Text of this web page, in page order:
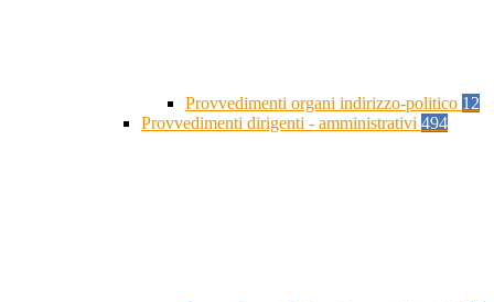
Provvedimenti organi indirizzo-politico 12
Provvedimenti dirigenti - amministrativi 494